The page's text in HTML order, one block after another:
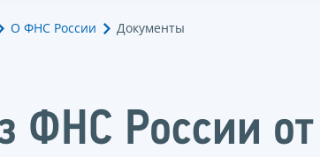
О ФНС России Документы
ФНС России